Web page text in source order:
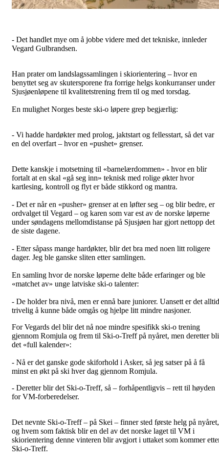
- Det handlet mye om å jobbe videre med det tekniske, innleder
Vegard Gulbrandsen.
Han prater om landslagssamlingen i skiorientering – hvor en
benyttet seg av skutersporene fra forrige helgs konkurranser under
Sjusjøenløpene til kvalitetstrening frem til og med torsdag.
En mulighet Norges beste ski-o løpere grep begjærlig:
- Vi hadde hardøkter med prolog, jaktstart og fellesstart, så det var
en del overfart – hvor en «pushet» grenser.
Dette kanskje i motsetning til «barnelærdommen» - hvor en blir
fortalt at en skal «gå seg inn» teknisk med rolige økter hvor
kartlesing, kontroll og flyt er både stikkord og mantra.
- Det er når en «pusher» grenser at en løfter seg – og blir bedre, er
ordvalget til Vegard – og karen som var est av de norske løperne
under søndagens mellomdistanse på Sjusjøen har gjort nettopp det
de siste dagene.
- Etter såpass mange hardøkter, blir det bra med noen litt roligere
dager. Jeg ble ganske sliten etter samlingen.
En samling hvor de norske løperne delte både erfaringer og ble
«matchet av» unge latviske ski-o talenter:
- De holder bra nivå, men er ennå bare juniorer. Uansett er det alltid
trivelig å kunne både omgås og hjelpe litt mindre nasjoner.
For Vegards del blir det nå noe mindre spesifikk ski-o trening
gjennom Romjula og frem til Ski-o-Treff på nyåret, men deretter
det «full kalender»:
- Nå er det ganske gode skiforhold i Asker, så jeg satser på å få
minst en økt på ski hver dag gjennom Romjula.
- Deretter blir det Ski-o-Treff, så – forhåpentligvis – rett til høyden
for VM-forberedelser.
Det nevnte Ski-o-Treff – på Skei – finner sted første helg på nyåret,
og hvem som faktisk blir en del av det norske laget til VM i
skiorientering denne vinteren blir avgjort i uttaket som kommer
Ski-o-Treff.